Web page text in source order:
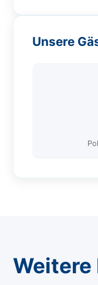
Unsere
Weitere